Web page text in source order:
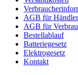
AGB für Händler
AGB für
Bestellablauf
Batteriegesetz
Elektrogesetz
Kontakt